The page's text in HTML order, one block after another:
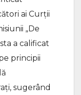
ai Curții
„De
a calificat
principii
sugerând